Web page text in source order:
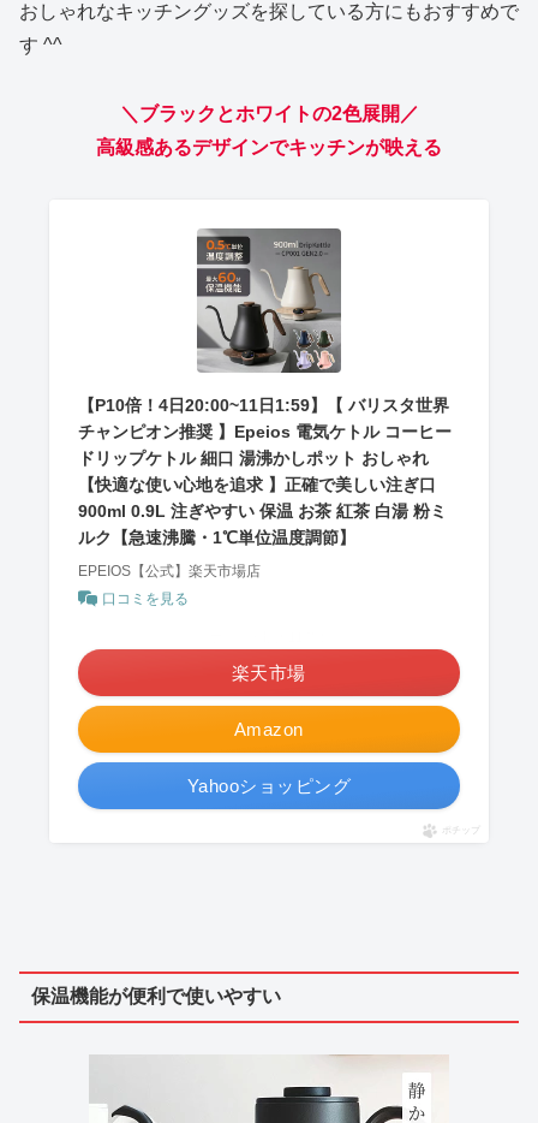
おしゃれなキッチングッズを探している方にもおすすめで
す ^^
＼ブラックとホワイトの2色展開／
高級感あるデザインでキッチンが映える
【P10倍！4日20:00~11日1:59】【 バリスタ世界
チャンピオン推奨 】Epeios 電気ケトル コーヒー
ドリップケトル 細口 湯沸かしポット おしゃれ
【快適な使い心地を追求 】正確で美しい注ぎ口
900ml 0.9L 注ぎやすい 保温 お茶 紅茶 白湯 粉ミ
ルク【急速沸騰・1℃単位温度調節】
EPEIOS【公式】楽天市場店
口コミを見る
Amazon
楽天市場
Yahooショッピング
ポチップ
保温機能が便利で使いやすい